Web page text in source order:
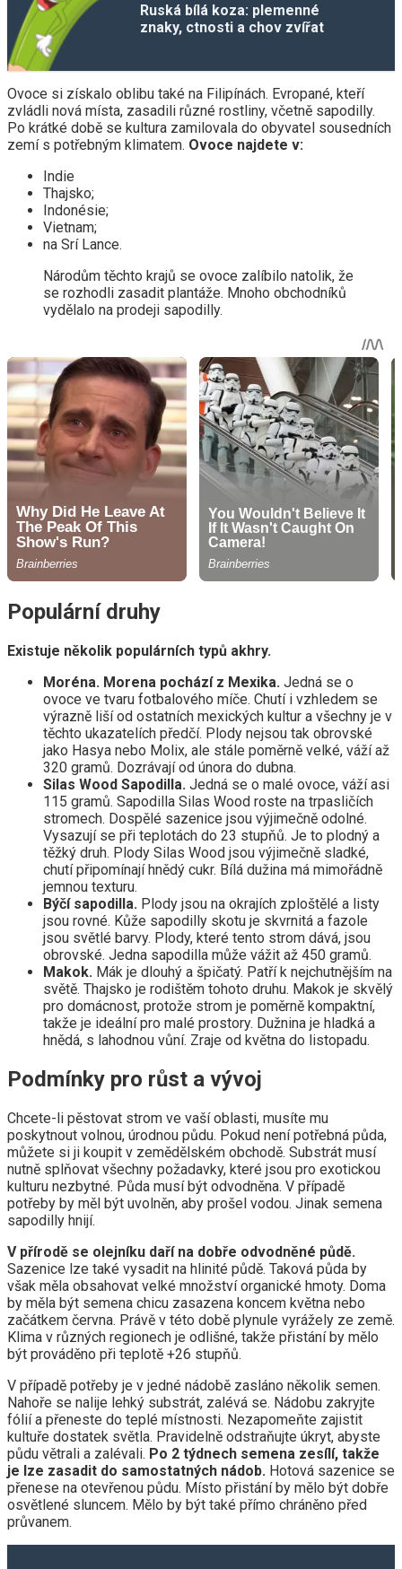
Ruská bílá koza: plemenné
znaky, ctnosti a chov zvířat
Ovoce si získalo oblibu také na Filipínách. Evropané, kteří
zvládli nová místa, zasadili různé rostliny, včetně sapodilly.
Po krátké době se kultura zamilovala do obyvatel sousedních
zemí s potřebným klimatem. Ovoce najdete v:
Indie
Thajsko;
Indonésie;
Vietnam;
na Srí Lance.
Národům těchto krajů se ovoce zalíbilo natolik, že
se rozhodli zasadit plantáže. Mnoho obchodníků
vydělalo na prodeji sapodilly.
Populární druhy
Existuje několik populárních typů akhry.
Moréna. Morena pochází z Mexika. Jedná se o
ovoce ve tvaru fotbalového míče. Chutí i vzhledem se
výrazně liší od ostatních mexických kultur a všechny je v
těchto ukazatelích předčí. Plody nejsou tak obrovské
jako Hasya nebo Molix, ale stále poměrně velké, váží až
320 gramů. Dozrávají od února do dubna.
Silas Wood Sapodilla. Jedná se o malé ovoce, váží asi
115 gramů. Sapodilla Silas Wood roste na trpasličích
stromech. Dospělé sazenice jsou výjimečně odolné.
Vysazují se při teplotách do 23 stupňů. Je to plodný a
těžký druh. Plody Silas Wood jsou výjimečně sladké,
chutí připomínají hnědý cukr. Bílá dužina má mimořádně
jemnou texturu.
Býčí sapodilla. Plody jsou na okrajích zploštělé a listy
jsou rovné. Kůže sapodilly skotu je skvrnitá a fazole
jsou světlé barvy. Plody, které tento strom dává, jsou
obrovské. Jedna sapodilla může vážit až 450 gramů.
Makok. Mák je dlouhý a špičatý. Patří k nejchutnějším na
světě. Thajsko je rodištěm tohoto druhu. Makok je skvělý
pro domácnost, protože strom je poměrně kompaktní,
takže je ideální pro malé prostory. Dužnina je hladká a
hnědá, s lahodnou vůní. Zraje od května do listopadu.
Podmínky pro růst a vývoj
Chcete-li pěstovat strom ve vaší oblasti, musíte mu
poskytnout volnou, úrodnou půdu. Pokud není potřebná půda,
můžete si ji koupit v zemědělském obchodě. Substrát musí
nutně splňovat všechny požadavky, které jsou pro exotickou
kulturu nezbytné. Půda musí být odvodněna. V případě
potřeby by měl být uvolněn, aby prošel vodou. Jinak semena
sapodilly hnijí.
V přírodě se olejníku daří na dobře odvodněné půdě.
Sazenice lze také vysadit na hlinité půdě. Taková půda by
však měla obsahovat velké množství organické hmoty. Doma
by měla být semena chicu zasazena koncem května nebo
začátkem června. Právě v této době plynule vyrážely ze země.
Klima v různých regionech je odlišné, takže přistání by mělo
být prováděno při teplotě +26 stupňů.
V případě potřeby je v jedné nádobě zasláno několik semen.
Nahoře se nalije lehký substrát, zalévá se. Nádobu zakryjte
fólií a přeneste do teplé místnosti. Nezapomeňte zajistit
kultuře dostatek světla. Pravidelně odstraňujte úkryt, abyste
půdu větrali a zalévali. Po 2 týdnech semena zesílí, takže
je lze zasadit do samostatných nádob. Hotová sazenice se
přenese na otevřenou půdu. Místo přistání by mělo být dobře
osvětlené sluncem. Mělo by být také přímo chráněno před
průvanem.